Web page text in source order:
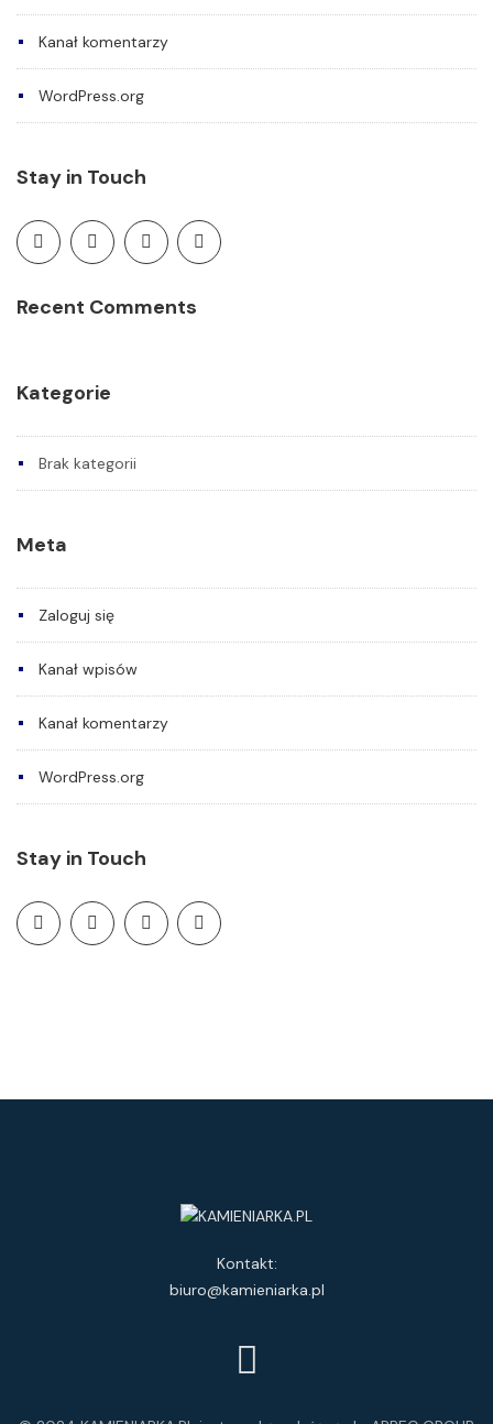
Kanał komentarzy
WordPress.org
Stay in Touch
Recent Comments
Kategorie
Brak kategorii
Meta
Zaloguj się
Kanał wpisów
Kanał komentarzy
WordPress.org
Stay in Touch
Kontakt:
biuro@kamieniarka.pl